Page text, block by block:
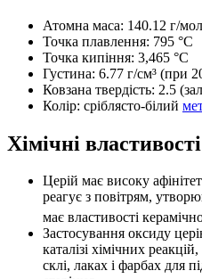
Атомна маса: 140.12 г/
Точка плавлення: 795 °C
Точка кипіння: 3,465 °C
Густина: 6.77 г/см³ (при
Ковзана твердість: 2.5
Колір: сріблясто-білий
Хімічні
Церій має високу
реагує з повітрям,
має властивості
Застосування оксиду
каталізі хімічних
склі, лаках і фарбах для